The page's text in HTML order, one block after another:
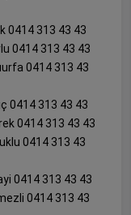
0414 313 43 43
0414 313 43 43
0414 313 43
0414 313 43 43
0414 313 43 43
0414 313 43
0414 313 43 43
0414 313 43